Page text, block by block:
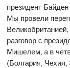
президент
Мы провели
разговор с
Мишелем, а в
(Болгария,